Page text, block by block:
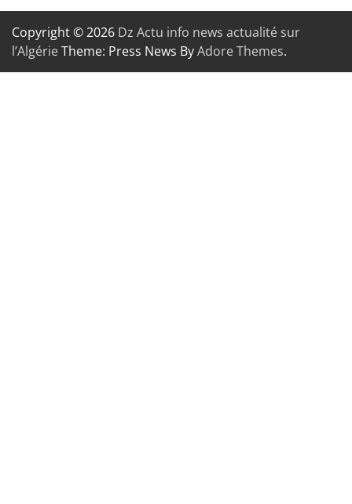
Copyright © 2026 Dz Actu info news actualité sur
l’AlgérieTheme: Press News ByAdore Themes.